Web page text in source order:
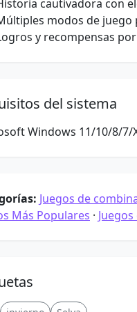
cautivadora con
modos de juego
y recompensas
del sistema
Windows 11/10/8/7/
Juegos de
Más Populares ·